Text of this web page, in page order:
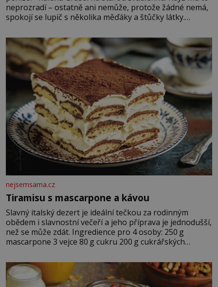
neprozradí – ostatně ani nemůže, protože žádné nemá,
spokojí se lupič s několika měďáky a štůčky látky.
krutý. Jeho činy budí hrůzu ještě dlouho po jeho smrti
nejsemsama.cz
Tiramisu s mascarpone a kávou
Slavný italský dezert je ideální tečkou za rodinným
obědem i slavnostní večeří a jeho příprava je jednodušší,
než se může zdát. Ingredience pro 4 osoby: 250 g
mascarpone 3 vejce 80 g cukru 200 g cukrářských
posypání Postup: Oddělte žloutky od bílků. Žloutky
vyšlehejte s cukrem do světlé pěny a postupně do nich
vmíchejte mascarpone, aby vznikl hladký